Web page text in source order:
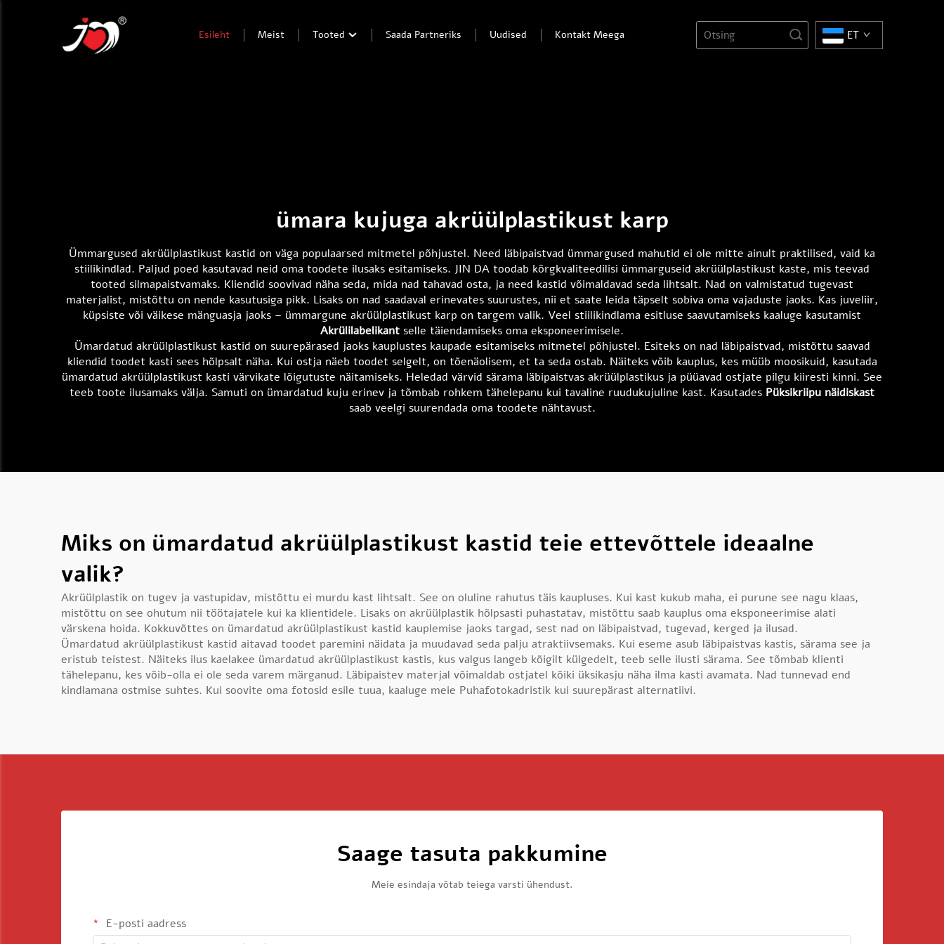
Esileht Meist Tooted Saada Partneriks Uudised Kontakt Meega ET
ümara kujuga akrüülplastikust karp
Ümmargused akrüülplastikust kastid on väga populaarsed mitmetel põhjustel. Need läbipaistvad ümmargused mahutid ei ole mitte ainult praktilised, vaid ka
stiilikindlad. Paljud poed kasutavad neid oma toodete ilusaks esitamiseks. JIN DA toodab kõrgkvaliteedilisi ümmarguseid akrüülplastikust kaste, mis teevad
tooted silmapaistvamaks. Kliendid soovivad näha seda, mida nad tahavad osta, ja need kastid võimaldavad seda lihtsalt. Nad on valmistatud tugevast
materjalist, mistõttu on nende kasutusiga pikk. Lisaks on nad saadaval erinevates suurustes, nii et saate leida täpselt sobiva oma vajaduste jaoks. Kas juveliir,
küpsiste või väikese mänguasja jaoks – ümmargune akrüülplastikust karp on targem valik. Veel stiilikindlama esitluse saavutamiseks kaaluge kasutamist
Akrülilabelikant selle täiendamiseks oma eksponeerimisele.
Ümardatud akrüülplastikust kastid on suurepärased jaoks kauplustes kaupade esitamiseks mitmetel põhjustel. Esiteks on nad läbipaistvad, mistõttu saavad
kliendid toodet kasti sees hõlpsalt näha. Kui ostja näeb toodet selgelt, on tõenäolisem, et ta seda ostab. Näiteks võib kauplus, kes müüb moosikuid, kasutada
ümardatud akrüülplastikust kasti värvikate lõigutuste näitamiseks. Heledad värvid särama läbipaistvas akrüülplastikus ja püüavad ostjate pilgu kiiresti kinni. See
teeb toote ilusamaks välja. Samuti on ümardatud kuju erinev ja tõmbab rohkem tähelepanu kui tavaline ruudukujuline kast. Kasutades Püksikriipu näidiskast
saab veelgi suurendada oma toodete nähtavust.
Miks on ümardatud akrüülplastikust kastid teie ettevõttele ideaalne
valik?
Akrüülplastik on tugev ja vastupidav, mistõttu ei murdu kast lihtsalt. See on oluline rahutus täis kaupluses. Kui kast kukub maha, ei purune see nagu klaas,
mistõttu on see ohutum nii töötajatele kui ka klientidele. Lisaks on akrüülplastik hõlpsasti puhastatav, mistõttu saab kauplus oma eksponeerimise alati
värskena hoida. Kokkuvõttes on ümardatud akrüülplastikust kastid kauplemise jaoks targad, sest nad on läbipaistvad, tugevad, kerged ja ilusad.
Ümardatud akrüülplastikust kastid aitavad toodet paremini näidata ja muudavad seda palju atraktiivsemaks. Kui eseme asub läbipaistvas kastis, särama see ja
eristub teistest. Näiteks ilus kaelakee ümardatud akrüülplastikust kastis, kus valgus langeb kõigilt külgedelt, teeb selle ilusti särama. See tõmbab klienti
tähelepanu, kes võib-olla ei ole seda varem märganud. Läbipaistev materjal võimaldab ostjatel kõiki üksikasju näha ilma kasti avamata. Nad tunnevad end
kindlamana ostmise suhtes. Kui soovite oma fotosid esile tuua, kaaluge meie Puhafotokadristik kui suurepärast alternatiivi.
Saage tasuta pakkumine
Meie esindaja võtab teiega varsti ühendust.
E-posti aadress